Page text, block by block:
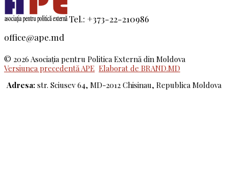
Tel.: +373-22-210986
office@ape.md
© 2026 Asociaţia pentru Politica Externă din Moldova
Versiunea precedentă APE Elaborat de BRAND.MD
Adresa: str. Sciusev 64, MD-2012 Chisinau, Republica Moldova